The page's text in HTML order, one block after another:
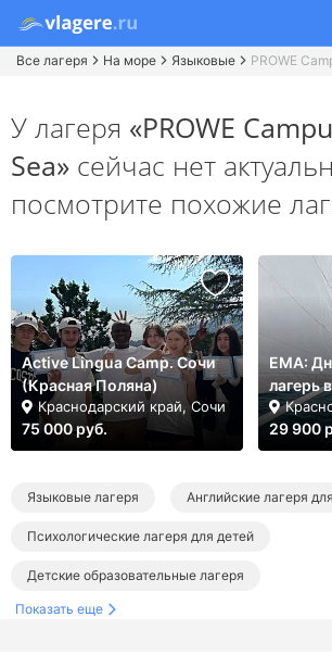
Все лагеря На море Языковые PROWE
У лагеря «PROWE
Sea» сейчас нет
посмотрите похожие
Active Lingua Camp. Сочи
(Красная Поляна)
Краснодарский край, Сочи
75 000 руб.
ЕМА:
лагерь
29 900
Языковые лагеря Английские лагеря
Психологические лагеря для детей
Детские образовательные лагеря
Тематические детские лагеря
Показать еще